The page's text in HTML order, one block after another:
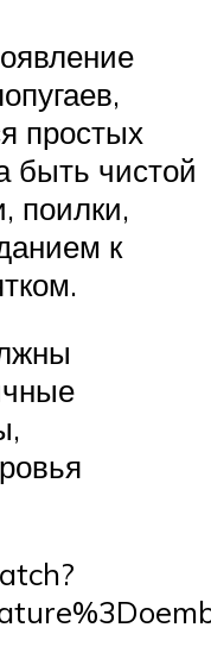
простых
быть чистой
поилки,
к